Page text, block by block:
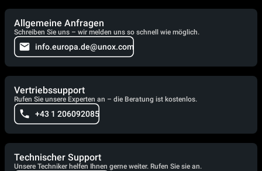
Allgemeine Anfragen
Schreiben Sie uns – wir melden uns so schnell wie möglich.
info.europa.de@unox.com
Vertriebssupport
Rufen Sie unsere Experten an – die Beratung ist kostenlos.
+43 1 206092085
Technischer Support
Unsere Techniker helfen Ihnen gerne weiter. Rufen Sie sie an.